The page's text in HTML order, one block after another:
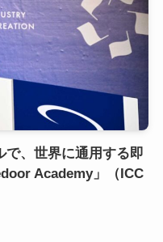
で、世界に通用する即
Academy」（ICC